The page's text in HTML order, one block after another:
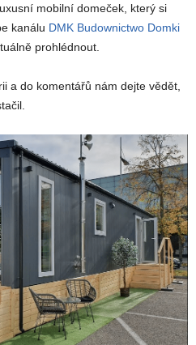
mobilní domeček, který si
kanálu DMK Budownictwo Domki
prohlédnout.
a do komentářů nám dejte vědět,